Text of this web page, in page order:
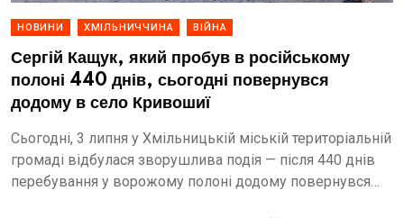
НОВИНИ ХМІЛЬНИЧЧИНА ВІЙНА
Сергій Кащук, який пробув в російському
полоні 440 днів, сьогодні повернувся
додому в село Кривошиї
Сьогодні, 3 липня у Хмільницькій міській територіальній
громаді відбулася зворушлива подія — після 440 днів
перебування у ворожому полоні додому повернувся